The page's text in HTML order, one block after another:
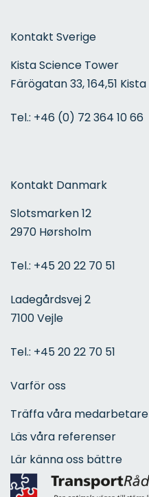
Kontakt Sverige
Kista Science Tower
Färögatan 33, 164,51 Kista
Tel.: +46 (0) 72 364 10 66
Kontakt Danmark
Slotsmarken 12
2970 Hørsholm
Tel.: +45 20 22 70 51
Ladegårdsvej 2
7100 Vejle
Tel.: +45 20 22 70 51
Varför oss
Träffa våra medarbetare
Läs våra referenser
Lär känna oss bättre